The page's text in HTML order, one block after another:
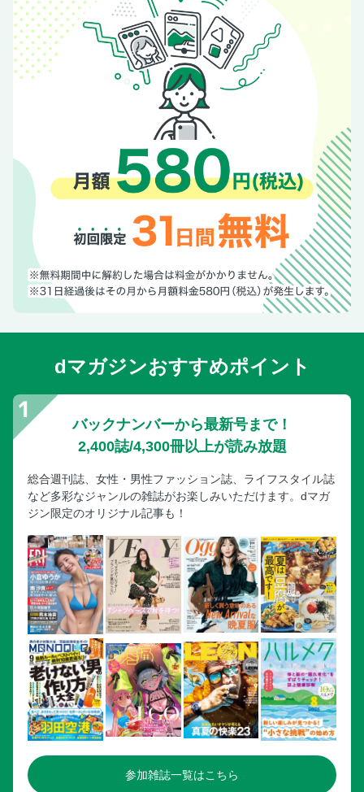
投稿どんぶり
コミック／解決屋西園寺真帆のリバーシブル・ラブ
〈男女1000人アンケート〉「終わってほしくなかった」番
組ランキング
〈インタビュー〉話題のママ投資家・ちょる子さんに聞く
これからのお金との付き合い方と、投資の心構えとは
〈男女500人アンケート〉「朝ドラヒロインのモデル」にな
ってほしい女性ランキング
〈インタビュー〉紺野ぶるま（39）2度の卵巣嚢腫による手
術。「卵子は同年代の200分の1」でも妊娠、出産
〈女性1000人アンケート〉朝ドラ「理想の男性パートナ
ー」ランキング
MINMI It’s not too late〜親子で海外挑戦〜
時をかける主人公が多すぎ？ タイムスリップが鉄板の理由
／北越高校は「自前のバス」運動部でのバス事故の土壌
（37）戸田恵梨香（37）海を望む丘に新築した念願のマイ
ホーム
現代用語クイズ
福澤希空（22）「夢の空間にいるような心地」
坂本花織（26）演技も笑顔も輝き続けた21年間
B＆ZAI「僕らと一緒に最高の夢を叶えていこう！」
《デジタル限定》今週のフォトニュースぷらす
dマガジンおすすめポイント
バックナンバーから最新号まで！
2,400誌/4,300冊以上が読み放題
総合週刊誌、女性・男性ファッション誌、ライフスタイル誌
など多彩なジャンルの雑誌がお楽しみいただけます。dマガ
ジン限定のオリジナル記事も！
参加雑誌一覧はこちら